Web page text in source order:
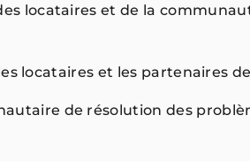
locataires et de la
locataires et les partenaires
de résolution des